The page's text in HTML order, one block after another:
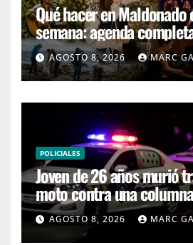
Qué hacer en Maldonado
semana: agenda
sábado y mañana
AGOSTO 8, 2026 MARC
POLICIALES
Joven de 26 años murió
moto contra una
Mansa
AGOSTO 8, 2026 MARC